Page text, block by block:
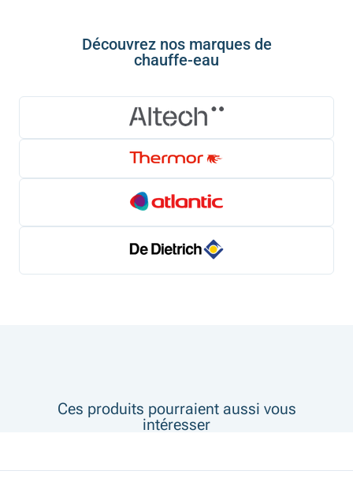
Découvrez nos marques de
chauffe-eau
Ces produits pourraient aussi vous
intéresser